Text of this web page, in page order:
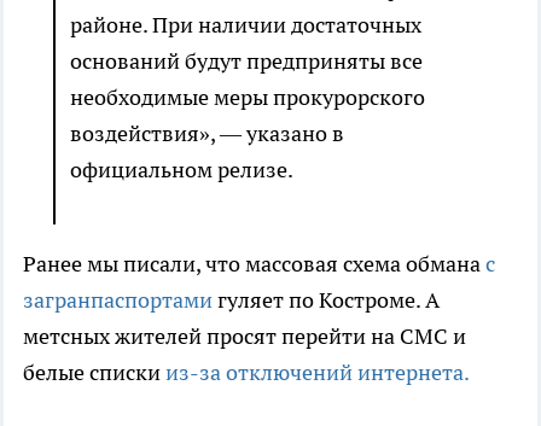
районе. При наличии достаточных
оснований будут предприняты все
необходимые меры прокурорского
воздействия», — указано в
официальном релизе.
Ранее мы писали, что массовая схема обманас
загранпаспортамигуляет по Костроме. А
метсных жителей просят перейти на СМС и
белые спискииз-за отключений интернета.